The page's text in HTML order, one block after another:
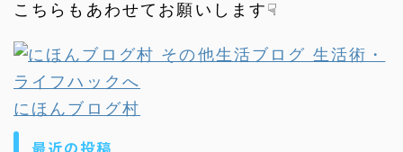
こちらもあわせてお願いします☟
にほんブログ村
最近の投稿